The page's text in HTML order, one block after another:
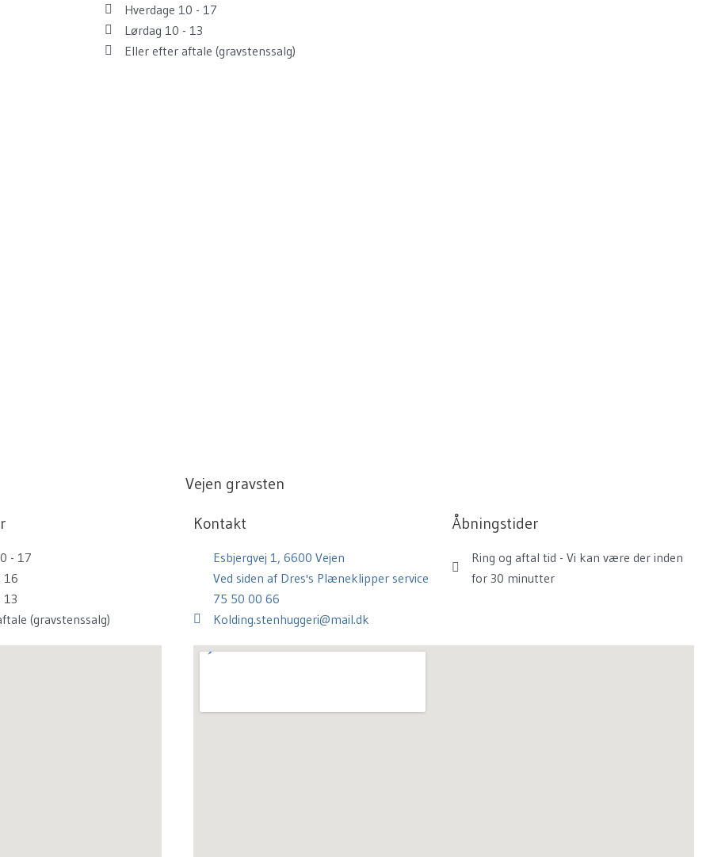
Hverdage 10 - 17
Lørdag 10 - 13
Eller efter aftale (gravstenssalg)
- 17
16
13
(gravstenssalg)
Vejen gravsten
Kontakt
Esbjergvej 1, 6600 Vejen
Ved siden af Dres's Plæneklipper service
75 50 00 66
Kolding.stenhuggeri@mail.dk
Åbningstider
Ring og aftal tid - Vi kan være der inden
for 30 minutter